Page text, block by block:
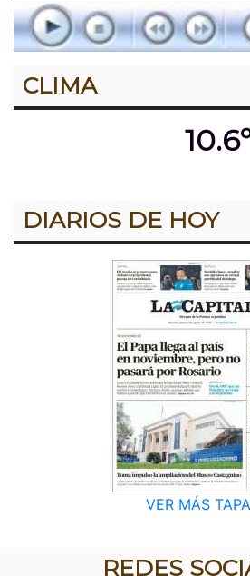
CLIMA
DIARIOS DE HOY
VER MÁS
REDES